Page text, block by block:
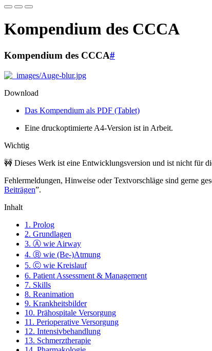
Kompendium des CCCA
Kompendium des CCCA#
Download
Das Kompendium als PDF (Tablet)
Eine druckoptimierte A4-Version ist in Arbeit.
Wichtig
🚧 Dieses Werk ist eine Entwicklungsversion und ist nicht für
Fehlermeldungen, Hinweise oder Textvorschläge sind gerne
Beiträgen”.
Inhalt
1. Prolog
2. Grundlagen
3. Ⓐ wie Airway
4. Ⓑ wie (Be-)Atmung
5. Ⓒ wie Kreislauf
6. Patient Assessment & Management
7. Skills
8. Reanimation
9. Krankheitsbilder
10. Prähospitale Versorgung
11. Perioperative Versorgung
12. Intensivbehandlung
13. Schmerztherapie